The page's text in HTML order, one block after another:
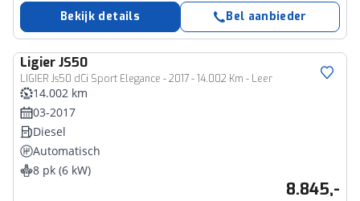
Bekijk details Bel aanbieder
LigierJS50
LIGIER Js50 dCi Sport Elegance - 2017 - 14.002 Km - Leer
14.002 km
03-2017
Diesel
Automatisch
8 pk (6 kW)
8.845,-